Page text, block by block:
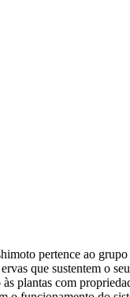
pertence ao grupo
que sustentem o
às plantas com